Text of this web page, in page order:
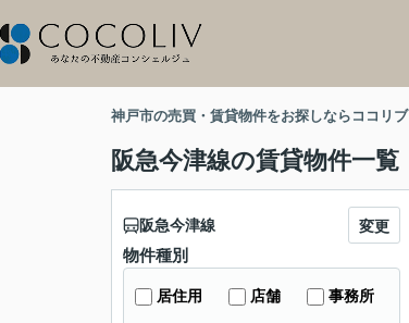
神戸市の売買・賃貸物件をお探しならココリブ
阪急今津線の賃貸物件一覧
阪急今津線 変更
物件種別
居住用 店舗 事務所